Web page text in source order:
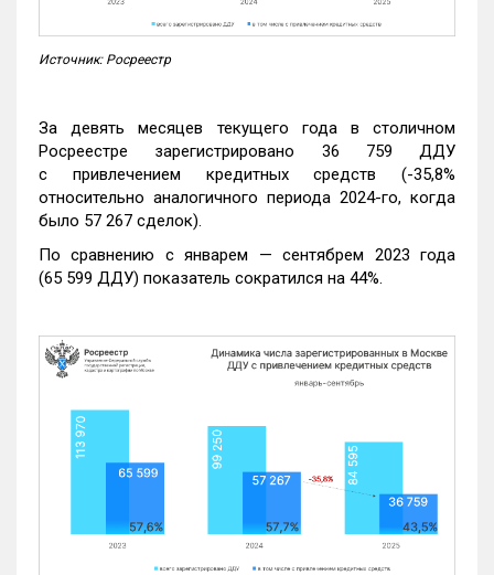
Источник: Росреестр
За девять месяцев текущего года в столичном
Росреестре зарегистрировано 36 759 ДДУ
с привлечением кредитных средств (-35,8%
относительно аналогичного периода 2024-го, когда
было 57 267 сделок).
По сравнению с январем — сентябрем 2023 года
(65 599 ДДУ) показатель сократился на 44%.